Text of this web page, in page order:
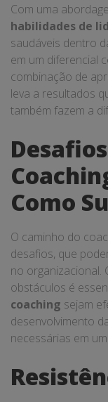
Com uma
habilidades de
saudáveis dentro
em um diferencial
combinação de
leva a resultados
também fazem a
Como
O caminho do
desafios, que
no organizacional.
obstáculos é
coaching sejam
desenvolvimento
necessárias em